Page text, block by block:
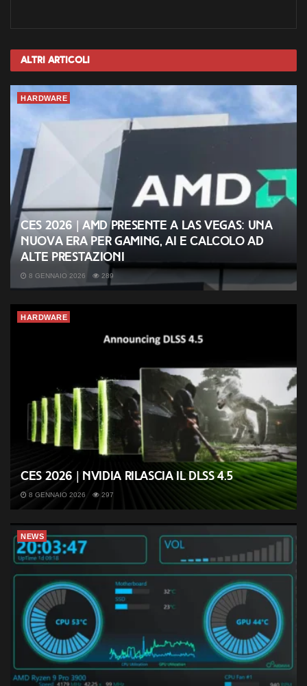
Altri Articoli
HARDWARE
CES 2026 | AMD presente a Las Vegas: una
nuova era per gaming, AI e calcolo ad
alte prestazioni
8 GENNAIO 2026 289
HARDWARE
CES 2026 | Nvidia rilascia il DLSS 4.5
8 GENNAIO 2026 297
NEWS